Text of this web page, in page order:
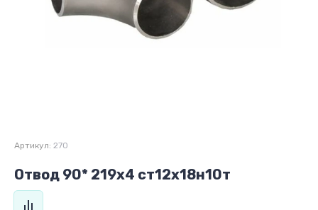
Артикул: 270
Отвод 90* 219х4 ст12х18н10т